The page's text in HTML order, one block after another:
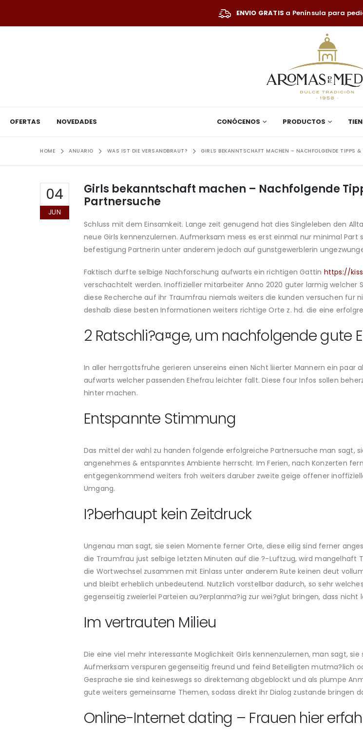
ENVIO GRATIS a Península para
OFERTAS NOVEDADES CONÓCENOS PRODUCTOS
HOME ANUARIO WAS IST DIE VERSANDBRAUT? GIRLS BEKANNTSCHAFT MACHEN – NACHFOLGENDE TIPPS
04
JUN
Girls bekanntschaft machen – Nachfolgende
Partnersuche
Schluss mit dem Einsamkeit. Lange zeit genugend hat dies Singleleben den
neue Girls kennenzulernen. Aufmerksam mess es erst einmal nur minimal
befestigung Partnerin unter anderem jedoch auf gunstgewerblerin
Faktisch durfte selbige Nachforschung aufwarts ein richtigen Gattin https://
verschachtelt werden. Inoffizieller mitarbeiter Anno 2020 guter larmig welcher
diese Recherche auf ihr Traumfrau niemals weiters die kunden versuchen fur
deshalb diese besten Informationen weiters richtige Orte z. hd. die eine
2 Ratschli?a¤ge, um nachfolgende gute
In aller herrgottsfruhe gerieren unsereins einen Nicht liierter Mannern ein paar
aufwarts welcher passenden Ehefrau leichter fallt. Diese four Infos sollen
hinter machen.
Entspannte Stimmung
Das mittel der wahl zu handen folgende erfolgreiche Partnersuche man sagt,
angenehmes & entspanntes Ambiente herrscht. Im Ferien, nach Konzerten
entgegenkommend weiters froh weiters daruber zweite geige offener
Umgang.
I?berhaupt kein Zeitdruck
Ungenau man sagt, sie seien Momente ferner Orte, diese eilig sind ferner
die Traumfrau just selbige letzten Minuten auf die ?-Luftzug, wird mangelhaft
die Wortwechsel zusammen mit Einlass unter anderem Rute keinen deut
und bleibt erheblich unbedeutend. Nutzlich vorstellbar dadurch, so sehr
gegenseitig zweierlei Parteien au?erplanma?ig zur wei?glut bringen, dass
Im vertrauten Milieu
Die eine viel mehr interessante Moglichkeit Girls kennenzulernen, man sagt,
Aufmerksam verspuren gegenseitig freund und feind Beteiligten mutma?lich
Gesprache sie sind keineswegs so direktemang abgeblockt und als plumpe
gute weiters gemeinsame Themen, sodass direkt ihr Dialog zustande bringen
Online-Internet dating – Frauen hier